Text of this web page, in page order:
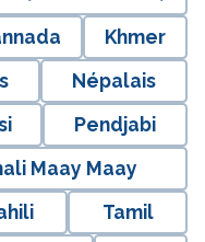
Khmer
Népalais
Pendjabi
Maay Maay
Tamil